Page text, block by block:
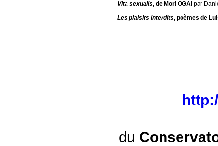
Vita sexualis, de Mori OGAI par
Les plaisirs interdits, poèmes de
du